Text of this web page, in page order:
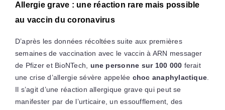
Allergie grave : une réaction rare mais possible
au vaccin du coronavirus
D’après les données récoltées suite aux premières
semaines de vaccination avec le vaccin à ARN messager
de Pfizer et BioNTech, une personne sur 100 000 ferait
une crise d’allergie sévère appelée choc anaphylactique.
Il s’agit d’une réaction allergique grave qui peut se
manifester par de l’urticaire, un essoufflement, des